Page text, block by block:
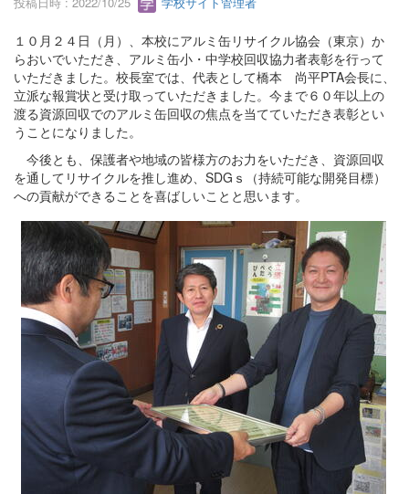
１０月２４日（月）、本校にアルミ缶リサイクル協会（東京）か
らおいでいただき、アルミ缶小・中学校回収協力者表彰を行って
いただきました。校長室では、代表として橋本 尚平PTA会長に、
立派な報賞状と受け取っていただきました。今まで６０年以上の
渡る資源回収でのアルミ缶回収の焦点を当てていただき表彰とい
うことになりました。
今後とも、保護者や地域の皆様方のお力をいただき、資源回収
を通してリサイクルを推し進め、SDGｓ（持続可能な開発目標）
への貢献ができることを喜ばしいことと思います。